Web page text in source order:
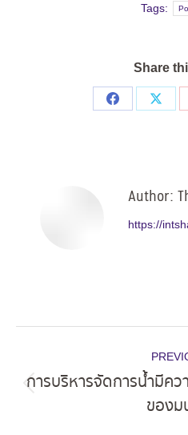
Tags:
Share
Share
Author:
https://
navigation
การบริหารจัดการน้ำมีค
ของ